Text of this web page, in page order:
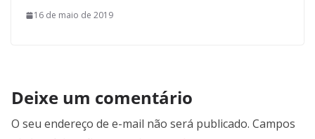
16 de maio de 2019
Deixe um comentário
O seu endereço de e-mail não será publicado. Campos